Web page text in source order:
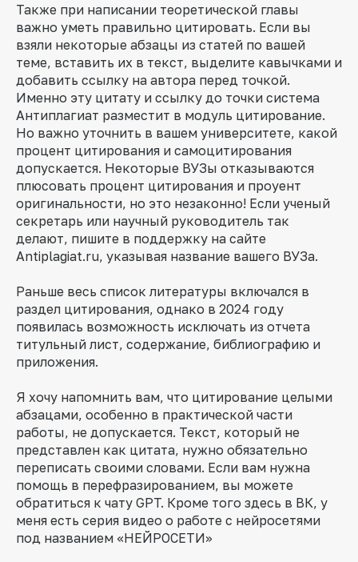
Также при написании теоретической главы
важно уметь правильно цитировать. Если вы
взяли некоторые абзацы из статей по вашей
теме, вставить их в текст, выделите кавычками и
добавить ссылку на автора перед точкой.
Именно эту цитату и ссылку до точки система
Антиплагиат разместит в модуль цитирование.
Но важно уточнить в вашем университете, какой
процент цитирования и самоцитирования
допускается. Некоторые ВУЗы отказываются
плюсовать процент цитирования и проуент
оригинальности, но это незаконно! Если ученый
секретарь или научный руководитель так
делают, пишите в поддержку на сайте
Antiplagiat.ru, указывая название вашего ВУЗа.
Раньше весь список литературы включался в
раздел цитирования, однако в 2024 году
появилась возможность исключать из отчета
титульный лист, содержание, библиографию и
приложения.
Я хочу напомнить вам, что цитирование целыми
абзацами, особенно в практической части
работы, не допускается. Текст, который не
представлен как цитата, нужно обязательно
переписать своими словами. Если вам нужна
помощь в перефразированием, вы можете
обратиться к чату GPT. Кроме того здесь в ВК, у
меня есть серия видео о работе с нейросетями
под названием «НЕЙРОСЕТИ»